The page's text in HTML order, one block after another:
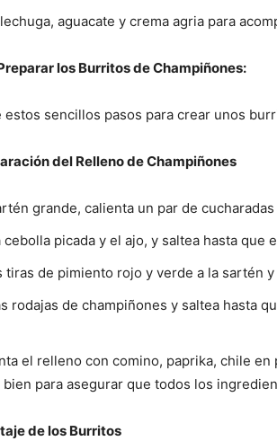
aguacate y crema agria para
los Burritos de Champiñones:
estos sencillos pasos para crear unos
del Relleno de Champiñones
grande, calienta un par de
cebolla picada y el ajo, y saltea hasta que
tiras de pimiento rojo y verde a la sartén
rodajas de champiñones y saltea hasta
el relleno con comino, paprika, chile en
bien para asegurar que todos los
de los Burritos